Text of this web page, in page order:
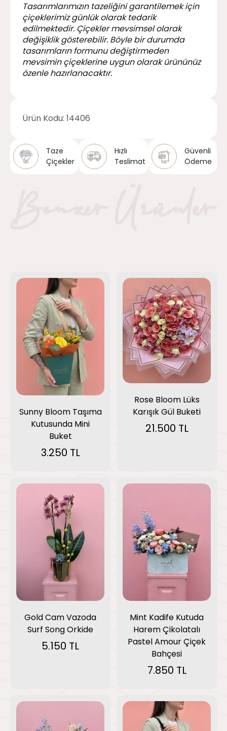
Tasarımlarımızın tazeliğini garantilemek için
çiçeklerimiz günlük olarak tedarik
edilmektedir. Çiçekler mevsimsel olarak
değişiklik gösterebilir. Böyle bir durumda
tasarımların formunu değiştirmeden
mevsimin çiçeklerine uygun olarak ürününüz
özenle hazırlanacaktır.
Ürün Kodu: 14406
Taze
Çiçekler
Hızlı
Teslimat
Güvenli
Ödeme
Sunny Bloom Taşıma
Kutusunda Mini
Buket
3.250 TL
Rose Bloom Lüks
Karışık Gül Buketi
21.500 TL
Gold Cam Vazoda
Surf Song Orkide
5.150 TL
Mint Kadife Kutuda
Harem Çikolatalı
Pastel Amour Çiçek
Bahçesi
7.850 TL